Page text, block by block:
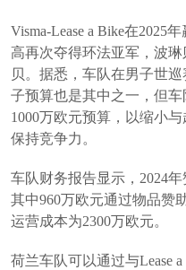
Visma-Lease a Bike在2025
高再次夺得环法亚军，波
贝。据悉，车队在男子世
子预算也是其中之一，但
1000万欧元预算，以缩小
保持竞争力。
车队财务报告显示，2024
其中960万欧元通过物品赞
运营成本为2300万欧元。
荷兰车队可以通过与Lease